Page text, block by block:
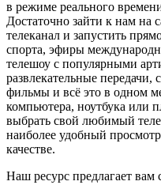
в режиме реального
Достаточно зайти к нам на
телеканал и запустить
спорта, эфиры
телешоу с популярными
развлекательные
фильмы и всё это в одном
компьютера, ноутбука или
выбрать свой любимый
наиболее удобный
качестве.
Наш ресурс предлагает вам